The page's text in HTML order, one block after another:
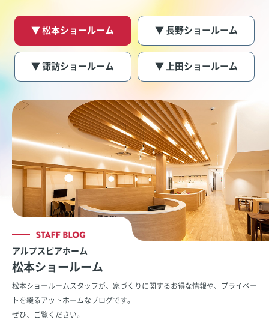
▼ 松本ショールーム ▼ 長野ショールーム
▼ 諏訪ショールーム ▼ 上田ショールーム
アルプスピアホーム
松本ショールーム
松本ショールームスタッフが、家づくりに関するお得な情報や、 プライベー
トを綴るアットホームなブログです。
ぜひ、ご覧ください。